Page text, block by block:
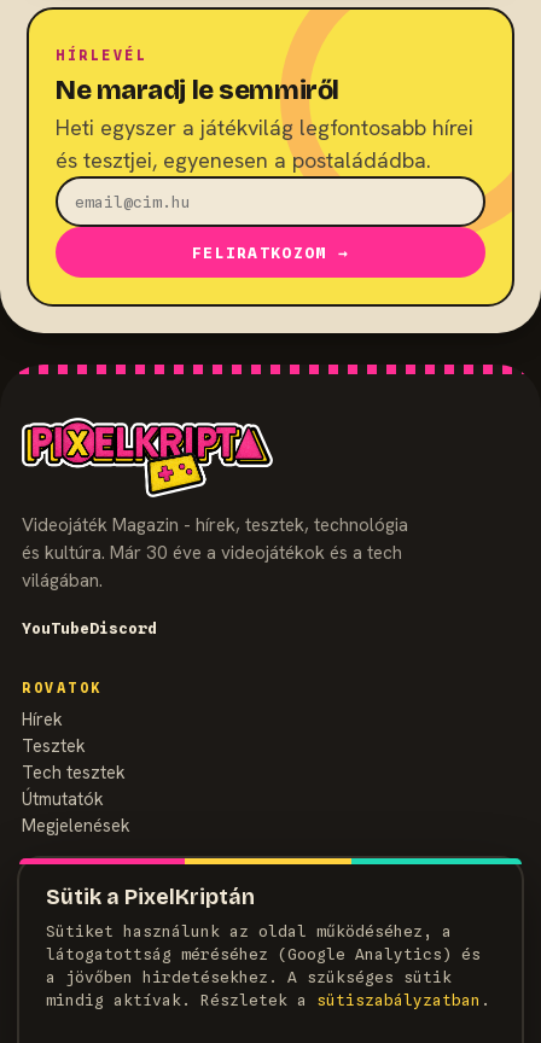
Sütik a PixelKriptán
Sütiket használunk az oldal működéséhez, a
látogatottság méréséhez (Google Analytics) és
a jövőben hirdetésekhez. A szükséges sütik
mindig aktívak. Részletek a
süti­szabályzatban .
HÍRLEVÉL
Ne maradj le semmiről
Heti egyszer a játékvilág legfontosabb hírei
és tesztjei, egyenesen a postaládádba.
FELIRATKOZOM →
Videojáték Magazin - hírek, tesztek, technológia
és kultúra. Már 30 éve a videojátékok és a tech
világában.
YouTubeDiscord
ROVATOK
Hírek
Tesztek
Tech tesztek
Útmutatók
Megjelenések
MAGAZIN
Szerzők
Médiaajánlat
Kapcsolat